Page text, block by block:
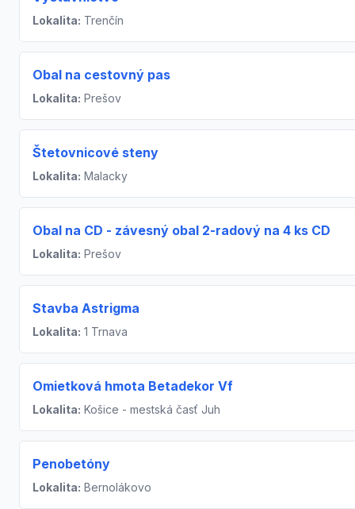
Lokalita: Trenčín
Obal na cestovný pas
Lokalita: Prešov
Štetovnicové steny
Lokalita: Malacky
Obal na CD - závesný obal 2-radový na 4 ks CD
Lokalita: Prešov
Stavba Astrigma
Lokalita: 1 Trnava
Omietková hmota Betadekor Vf
Lokalita: Košice - mestská časť Juh
Penobetóny
Lokalita: Bernolákovo